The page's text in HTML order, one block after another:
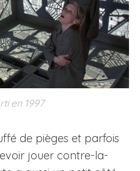
en 1997
de pièges et parfois
jouer contre-la-